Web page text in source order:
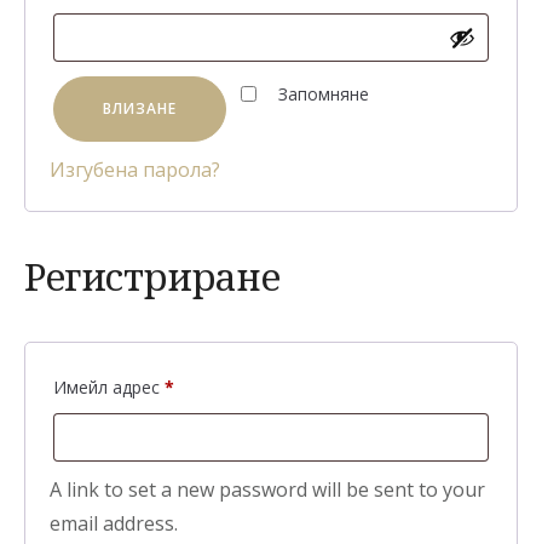
Alternative: Запомняне
ВЛИЗАНЕ
Изгубена парола?
Регистриране
Имейл адрес *
A link to set a new password will be sent to your
email address.